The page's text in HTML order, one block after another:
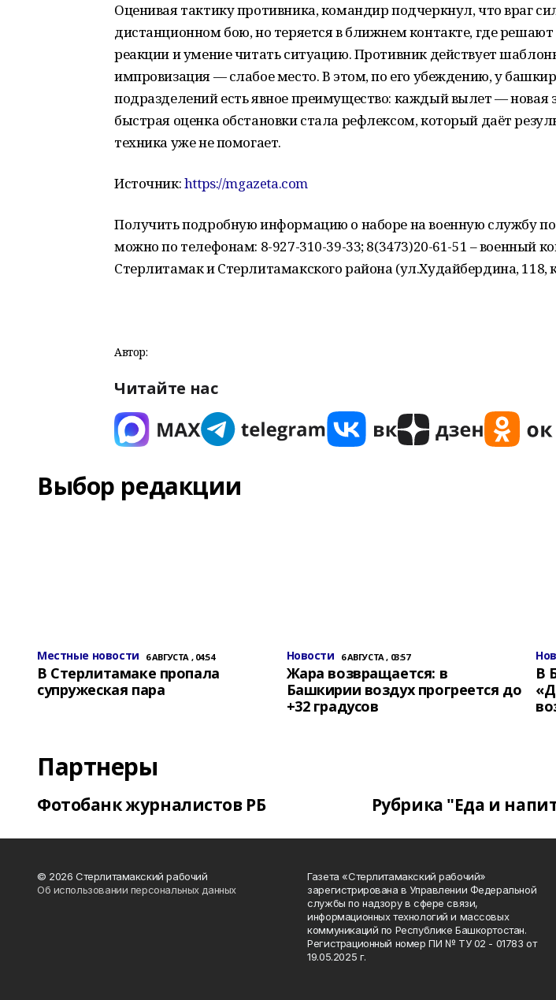
Оценивая тактику противника, командир подчеркнул, что враг
дистанционном бою, но теряется в ближнем контакте, где решают
реакции и умение читать ситуацию. Противник действует
импровизация — слабое место. В этом, по его убеждению, у
подразделений есть явное преимущество: каждый вылет — новая
быстрая оценка обстановки стала рефлексом, который даёт
техника уже не помогает.
Источник:https://mgazeta.com
Получить подробную информацию о наборе на военную службу
можно по телефонам: 8-927-310-39-33; 8(3473)20-61-51 – военный
Стерлитамак и Стерлитамакского района (ул.Худайбердина, 118,
Автор:
Читайте нас
Выбор редакции
Местные новости 6 АВГУСТА , 04:54
В Стерлитамаке пропала
супружеская пара
Новости 6 АВГУСТА , 03:57
Жара возвращается: в
Башкирии воздух прогреется до
+32 градусов
В
Партнеры
Фотобанк журналистов РБ Рубрика "Еда и
© 2026 Стерлитамакский рабочий
Об использовании персональных данных
Газета «Стерлитамакский рабочий»
зарегистрирована в Управлении Федеральной
службы по надзору в сфере связи,
информационных технологий и массовых
коммуникаций по Республике Башкортостан.
Регистрационный номер ПИ № ТУ 02 - 01783 от
19.05.2025 г.